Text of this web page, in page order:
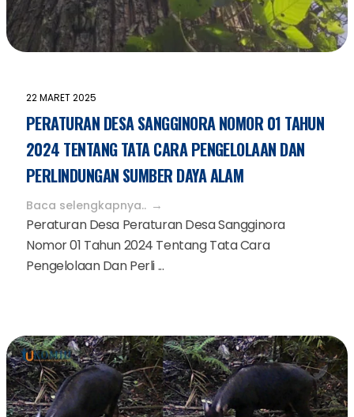
22 MARET 2025
PERATURAN DESA SANGGINORA NOMOR 01 TAHUN
2024 TENTANG TATA CARA PENGELOLAAN DAN
PERLINDUNGAN SUMBER DAYA ALAM
Baca selengkapnya..
Peraturan Desa Peraturan Desa Sangginora
Nomor 01 Tahun 2024 Tentang Tata Cara
Pengelolaan Dan Perli ...